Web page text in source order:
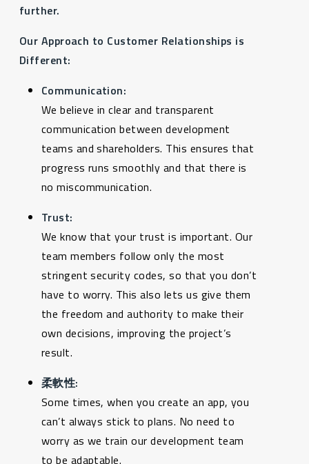
further.
Our Approach to Customer Relationships is
Different:
Communication:
We believe in clear and transparent
communication between development
teams and shareholders. This ensures that
progress runs smoothly and that there is
no miscommunication.
Trust:
We know that your trust is important. Our
team members follow only the most
stringent security codes, so that you don’t
have to worry. This also lets us give them
the freedom and authority to make their
own decisions, improving the project’s
result.
柔軟性:
Some times, when you create an app, you
can’t always stick to plans. No need to
worry as we train our development team
to be adaptable.